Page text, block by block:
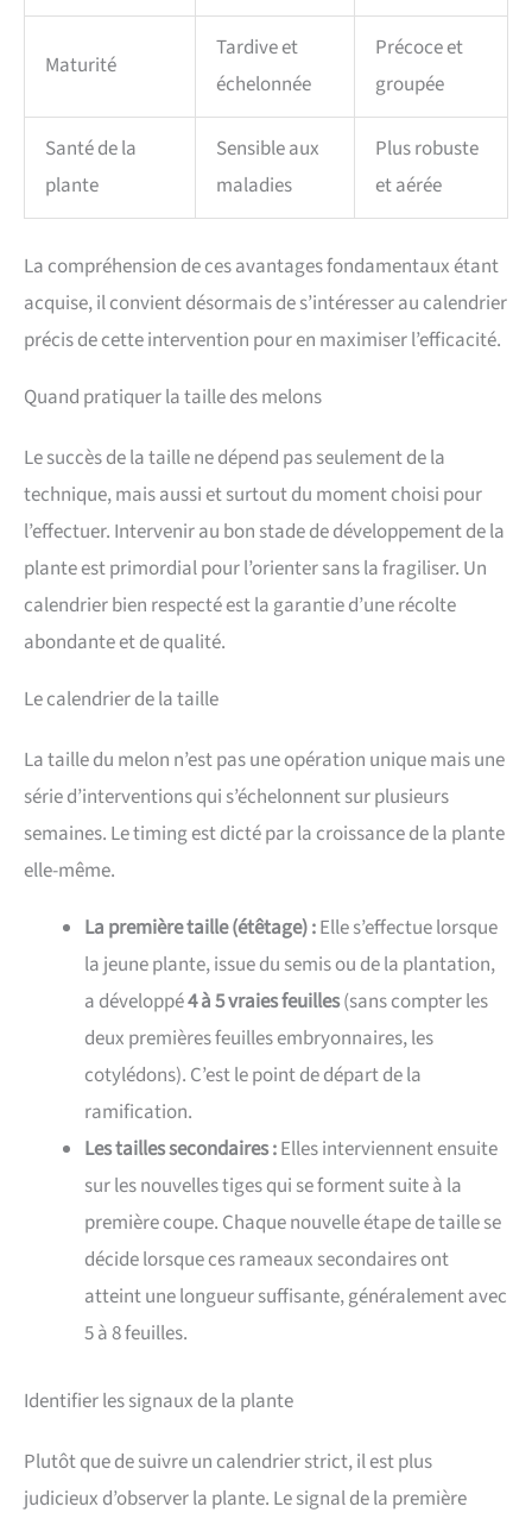
Maturité
Tardive et
échelonnée
Précoce et
groupée
Santé de la
plante
Sensible aux
maladies
Plus robuste
et aérée
La compréhension de ces avantages fondamentaux étant
acquise, il convient désormais de s’intéresser au calendrier
précis de cette intervention pour en maximiser l’efficacité.
Quand pratiquer la taille des melons
Le succès de la taille ne dépend pas seulement de la
technique, mais aussi et surtout du moment choisi pour
l’effectuer. Intervenir au bon stade de développement de la
plante est primordial pour l’orienter sans la fragiliser. Un
calendrier bien respecté est la garantie d’une récolte
abondante et de qualité.
Le calendrier de la taille
La taille du melon n’est pas une opération unique mais une
série d’interventions qui s’échelonnent sur plusieurs
semaines. Le timing est dicté par la croissance de la plante
elle-même.
La première taille (étêtage) :Elle s’effectue lorsque
la jeune plante, issue du semis ou de la plantation,
a développé4 à 5 vraies feuilles(sans compter les
deux premières feuilles embryonnaires, les
cotylédons). C’est le point de départ de la
ramification.
Les tailles secondaires :Elles interviennent ensuite
sur les nouvelles tiges qui se forment suite à la
première coupe. Chaque nouvelle étape de taille se
décide lorsque ces rameaux secondaires ont
atteint une longueur suffisante, généralement avec
5 à 8 feuilles.
Identifier les signaux de la plante
Plutôt que de suivre un calendrier strict, il est plus
judicieux d’observer la plante. Le signal de la première